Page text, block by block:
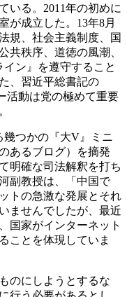
いる。2011年の初めに
が成立した。13年8月
規、社会主義制度、国
共秩序、道徳の風潮、
ン』を遵守すること
、習近平総書記の
活動は党の極めて重要
幾つかの『大V』ミニ
あるブログ）を摘発
明確な司法解釈を打ち
副教授は、「中国で
トの急激な発展とそれ
ませんでしたが、最近
国家がインターネット
ことを体現していま
のにしようとするな